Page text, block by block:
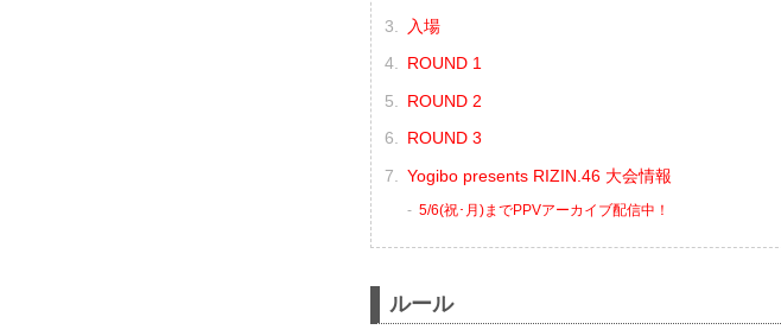
入場
ROUND 1
ROUND 2
ROUND 3
Yogibo presents RIZIN.46 大会情報
5/6(祝･月)までPPVアーカイブ配信中！
ルール